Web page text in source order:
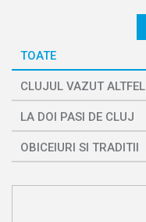
TOATE
CLUJUL VAZUT ALTFEL
LA DOI PASI DE CLUJ
OBICEIURI SI TRADITII